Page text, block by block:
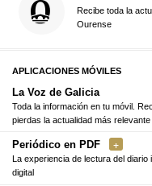
Recibe toda la
Ourense
APLICACIONES MÓVILES
La Voz de Galicia
Toda la información en tu móvil.
pierdas la actualidad más relevante
Periódico en PDF
La experiencia de lectura del
digital